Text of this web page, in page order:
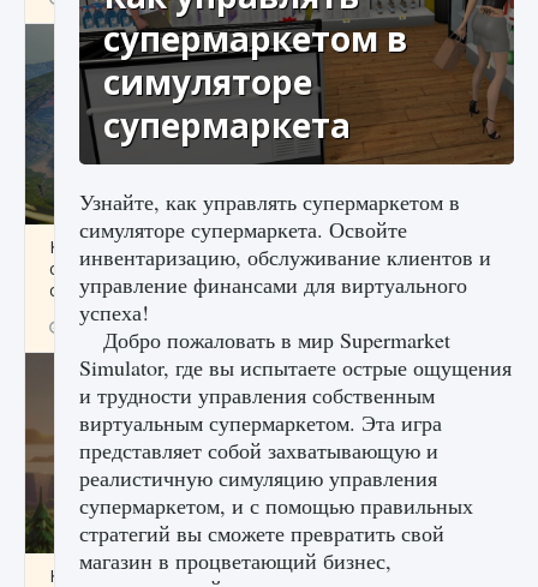
Как исправить ошибку Palworld «Идет
сохранение мира — Невозможно начать
сохранение данных мира»
9 августа 2024
Как заработать медали лиги Clash of Clans
супермаркетом в
симуляторе
супермаркета
Узнайте, как управлять супермаркетом в
симуляторе супермаркета. Освойте
инвентаризацию, обслуживание клиентов и
управление финансами для виртуального
успеха!
Добро пожаловать в мир Supermarket
Simulator, где вы испытаете острые ощущения
и трудности управления собственным
виртуальным супермаркетом. Эта игра
представляет собой захватывающую и
реалистичную симуляцию управления
супермаркетом, и с помощью правильных
стратегий вы сможете превратить свой
магазин в процветающий бизнес,